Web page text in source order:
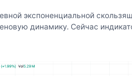
экспоненциальной
динамику. Сейчас